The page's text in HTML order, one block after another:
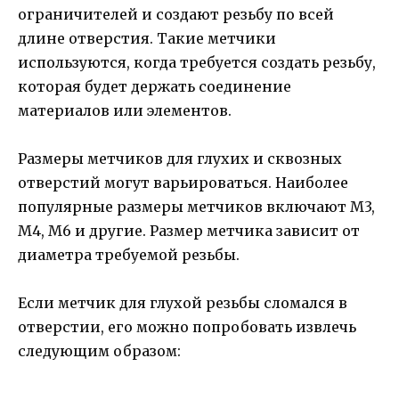
ограничителей и создают резьбу по всей
длине отверстия. Такие метчики
используются, когда требуется создать резьбу,
которая будет держать соединение
материалов или элементов.
Размеры метчиков для глухих и сквозных
отверстий могут варьироваться. Наиболее
популярные размеры метчиков включают М3,
М4, М6 и другие. Размер метчика зависит от
диаметра требуемой резьбы.
Если метчик для глухой резьбы сломался в
отверстии, его можно попробовать извлечь
следующим образом: